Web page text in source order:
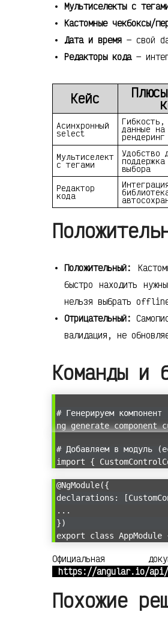
Мультиселекты с
Кастомные чекбоксы/
Дата и время — свой
Редакторы кода—
Кейс
Асинхронный
select
Гибкость,
данные
рендеринг
Мультиселект
с тегами
Удобство
выбора
Редактор
кода
Положительный:
быстро находить
нельзя выбрать
Отрицательный:
валидация, не
Команды и
# Генерируем компонент
ng generate component
# Добавляем в модуль
import {
@NgModule({
declarations:
...
})
export class
Официальная
https://angular.io/api/
Похожие